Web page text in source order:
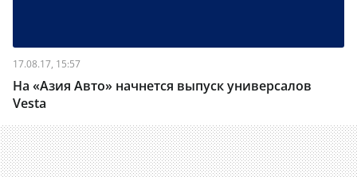
17.08.17, 15:57
На «Азия Авто» начнется выпуск универсалов
Vesta